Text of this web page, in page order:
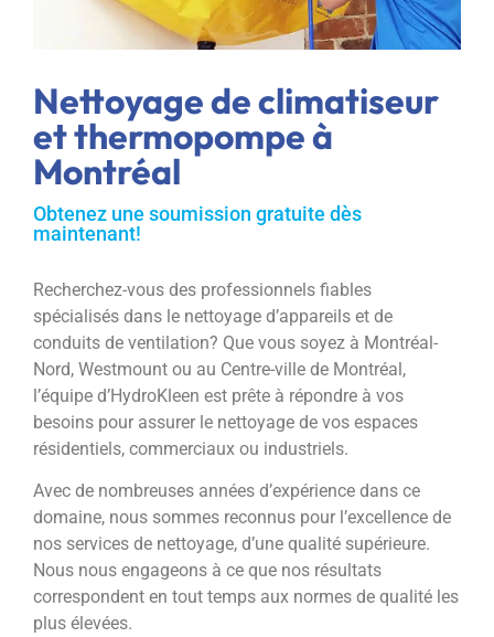
Nettoyage de climatiseur
et thermopompe à
Montréal
Obtenez une soumission gratuite dès
maintenant!
Recherchez-vous des professionnels fiables
spécialisés dans le nettoyage d’appareils et de
conduits de ventilation? Que vous soyez à Montréal-
Nord, Westmount ou au Centre-ville de Montréal,
l’équipe d’HydroKleen est prête à répondre à vos
besoins pour assurer le nettoyage de vos espaces
résidentiels, commerciaux ou industriels.
Avec de nombreuses années d’expérience dans ce
domaine, nous sommes reconnus pour l’excellence de
nos services de nettoyage, d’une qualité supérieure.
Nous nous engageons à ce que nos résultats
correspondent en tout temps aux normes de qualité les
plus élevées.